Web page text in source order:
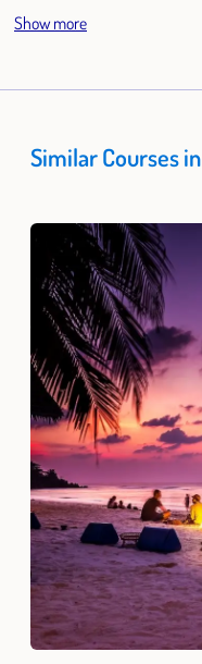
Show more
Similar Courses